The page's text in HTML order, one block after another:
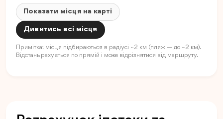
Показати місця на карті
Дивитись всі місця
Примітка: місця підбираються в радіусі ~2 км (пляж — до ~2 км).
Відстань рахується по прямій і може відрізнятися від маршруту.